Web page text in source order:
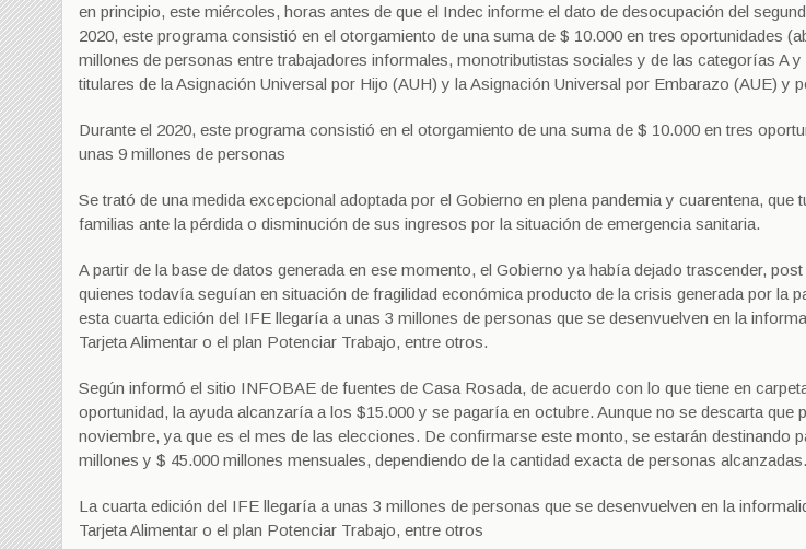
en principio, este miércoles, horas antes de que el Indec informe el dato de desocupación del
2020, este programa consistió en el otorgamiento de una suma de $ 10.000 en tres oportunidades
millones de personas entre trabajadores informales, monotributistas sociales y de las categorías A
titulares de la Asignación Universal por Hijo (AUH) y la Asignación Universal por Embarazo (AUE) y
Durante el 2020, este programa consistió en el otorgamiento de una suma de $ 10.000 en tres
unas 9 millones de personas
Se trató de una medida excepcional adoptada por el Gobierno en plena pandemia y cuarentena,
familias ante la pérdida o disminución de sus ingresos por la situación de emergencia sanitaria.
A partir de la base de datos generada en ese momento, el Gobierno ya había dejado trascender,
quienes todavía seguían en situación de fragilidad económica producto de la crisis generada por la
esta cuarta edición del IFE llegaría a unas 3 millones de personas que se desenvuelven en la
Tarjeta Alimentar o el plan Potenciar Trabajo, entre otros.
Según informó el sitio INFOBAE de fuentes de Casa Rosada, de acuerdo con lo que tiene en
oportunidad, la ayuda alcanzaría a los $15.000 y se pagaría en octubre. Aunque no se descarta que
noviembre, ya que es el mes de las elecciones. De confirmarse este monto, se estarán destinando
millones y $ 45.000 millones mensuales, dependiendo de la cantidad exacta de personas alcanzadas.
La cuarta edición del IFE llegaría a unas 3 millones de personas que se desenvuelven en la
Tarjeta Alimentar o el plan Potenciar Trabajo, entre otros